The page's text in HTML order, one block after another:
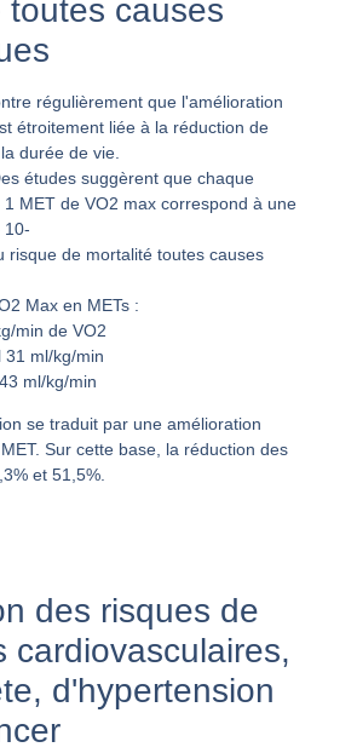
toutes causes
régulièrement que l'amélioration
étroitement liée à la réduction de
durée de vie.
études suggèrent que chaque
MET de VO2 max correspond à une
10-
risque de mortalité toutes causes
Max en METs :
min de VO2
31 ml/kg/min
ml/kg/min
se traduit par une amélioration
Sur cette base, la réduction des
et 51,5%.
des risques de
cardiovasculaires,
d'hypertension